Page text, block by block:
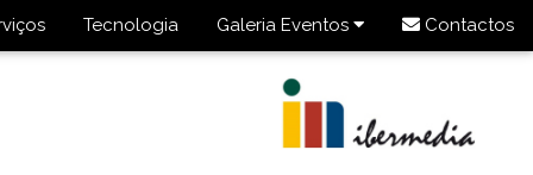
Tecnologia Galeria Eventos Contactos